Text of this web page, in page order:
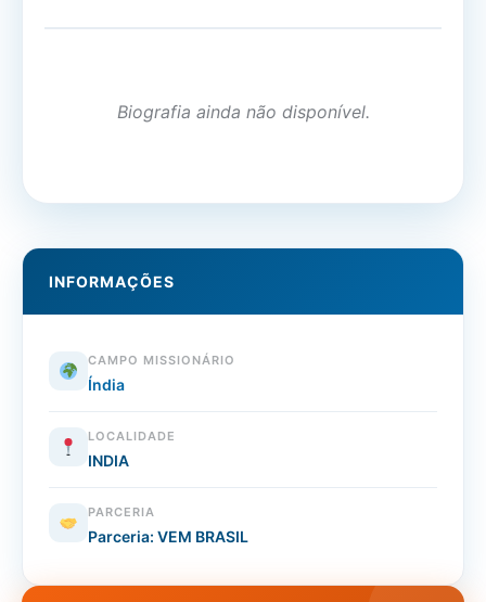
Biografia ainda não disponível.
INFORMAÇÕES
CAMPO MISSIONÁRIO
Índia
LOCALIDADE
INDIA
PARCERIA
Parceria: VEM BRASIL